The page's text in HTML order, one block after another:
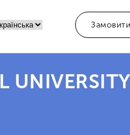
UNIVERSITY